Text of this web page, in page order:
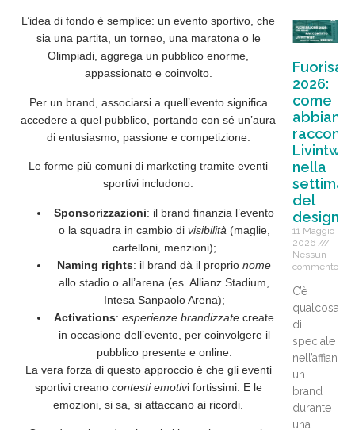
L’idea di fondo è semplice: un evento sportivo, che
sia una partita, un torneo, una maratona o le
Olimpiadi,aggrega un pubblico enorme,
appassionato e coinvolto.
Per un brand, associarsi a quell’evento significa
accedere a quel pubblico , portando con sé un’aura
di entusiasmo, passione e competizione.
Le forme più comuni di marketing tramite eventi
sportivi includono:
Sponsorizzazioni: il brand finanzia l’evento
o la squadra in cambio di visibilità (maglie,
cartelloni, menzioni);
Naming rights: il brand dà il proprionome
allo stadio o all’arena (es. Allianz Stadium,
Intesa Sanpaolo Arena);
Activations: esperienze brandizzate create
in occasione dell’evento, per coinvolgere il
pubblico presente e online.
La vera forza di questo approccio è che gli eventi
sportivi creanocontesti emotivi fortissimi. E le
emozioni, si sa, si attaccano ai ricordi
2026:
come
abbiamo
nella
del
design
11 Maggio
2026
Nessun
commento
C’è
qualcosa
di
speciale
un
brand
durante
una